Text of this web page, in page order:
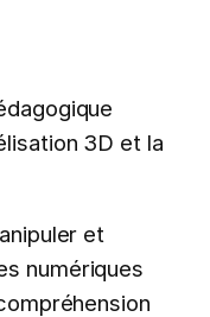
3D et la
et
numériques